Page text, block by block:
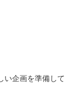
い企画を準備して